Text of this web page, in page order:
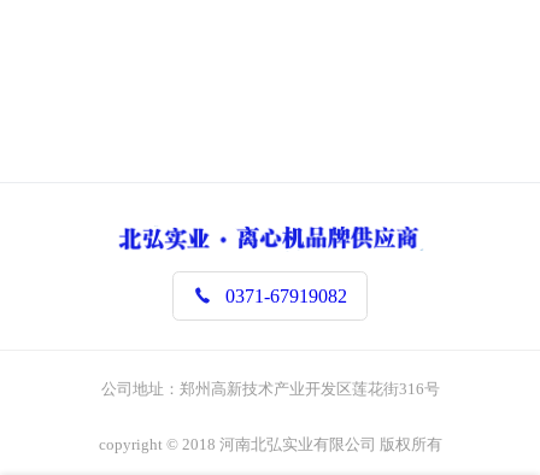
 0371-67919082
公司地址：郑州高新技术产业开发区莲花街316号
copyright © 2018 河南北弘实业有限公司 版权所有